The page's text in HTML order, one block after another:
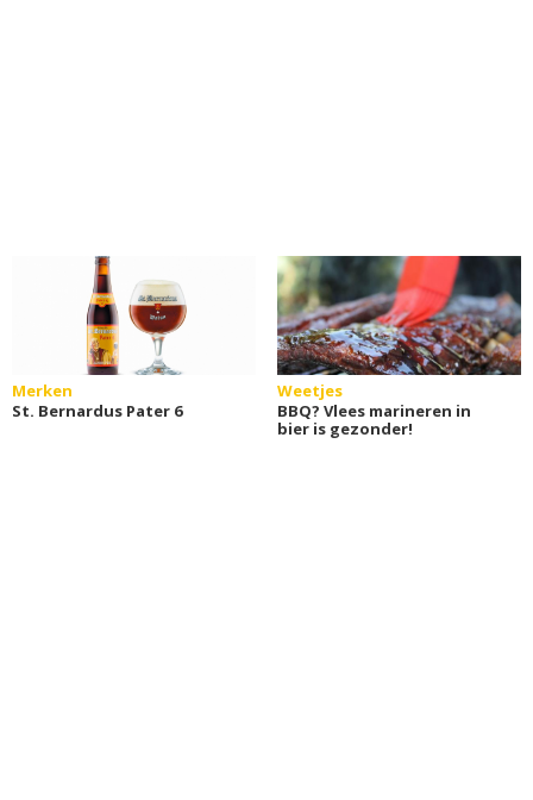
Merken
St. Bernardus Pater 6
Weetjes
BBQ? Vlees marineren in
bier is gezonder!